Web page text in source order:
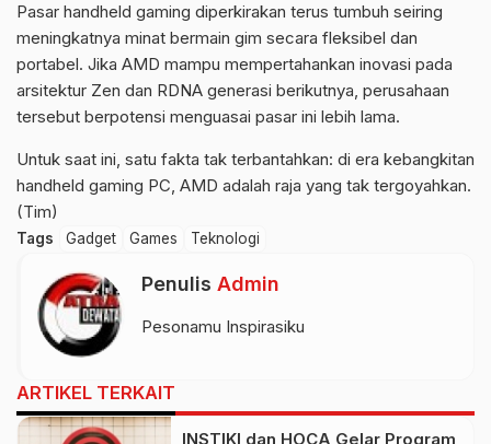
Pasar handheld gaming diperkirakan terus tumbuh seiring
meningkatnya minat bermain gim secara fleksibel dan
portabel. Jika AMD mampu mempertahankan inovasi pada
arsitektur Zen dan RDNA generasi berikutnya, perusahaan
tersebut berpotensi menguasai pasar ini lebih lama.
Untuk saat ini, satu fakta tak terbantahkan: di era kebangkitan
handheld gaming PC, AMD adalah raja yang tak tergoyahkan.
(Tim)
Tags Gadget Games Teknologi
Penulis Admin
Pesonamu Inspirasiku
ARTIKEL TERKAIT
INSTIKI dan HOCA Gelar Program